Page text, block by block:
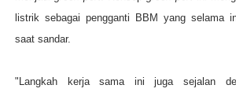
listrik sebagai pengganti BBM yang selama
saat sandar.
"Langkah kerja sama ini juga sejalan